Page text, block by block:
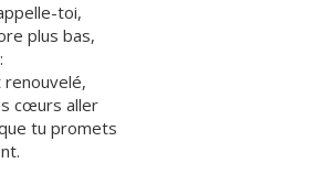
toi,
plus bas,
cœurs aller
tu promets